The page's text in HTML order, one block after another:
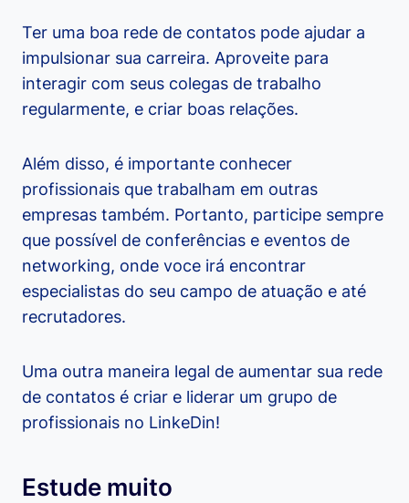
Ter uma boa rede de contatos pode ajudar a
impulsionar sua carreira. Aproveite para
interagir com seus colegas de trabalho
regularmente, e criar boas relações.
Além disso, é importante conhecer
profissionais que trabalham em outras
empresas também. Portanto, participe sempre
que possível de conferências e eventos de
networking, onde voce irá encontrar
especialistas do seu campo de atuação e até
recrutadores.
Uma outra maneira legal de aumentar sua rede
de contatos é criar e liderar um grupo de
profissionais no LinkeDin!
Estude muito